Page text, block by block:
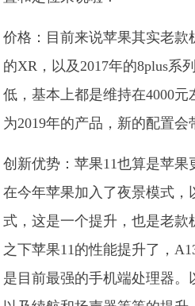
价格：目前来说苹果其实老
的XR，以及2017年的8plus系
低，基本上都是维持在4000
为2019年的产品，新的配置会
创新优势：苹果11也算是苹
在今年苹果加入了夜景模式，
式，这是一个提升，也是老款
之下苹果11的性能提升了，
是目前最强的手机端处理器。